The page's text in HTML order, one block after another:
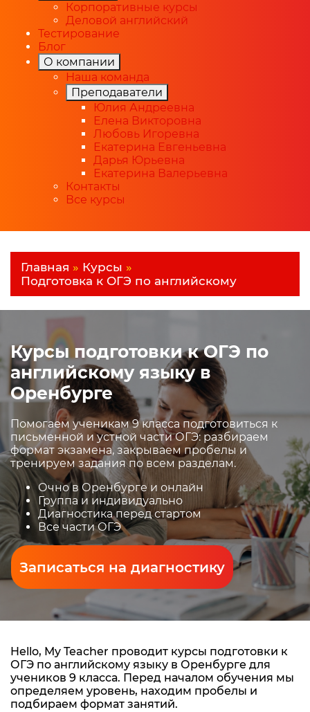
Корпоративные курсы
Деловой английский
Тестирование
Блог
О компании
Наша команда
Преподаватели
Юлия Андреевна
Елена Викторовна
Любовь Игоревна
Екатерина Евгеньевна
Дарья Юрьевна
Екатерина Валерьевна
Контакты
Все курсы
Главная » Курсы »
Подготовка к ОГЭ по английскому
Курсы подготовки к ОГЭ по
английскому языку в
Оренбурге
Помогаем ученикам 9 класса подготовиться к
письменной и устной части ОГЭ: разбираем
формат экзамена, закрываем пробелы и
тренируем задания по всем разделам.
Очно в Оренбурге и онлайн
Группа и индивидуально
Диагностика перед стартом
Все части ОГЭ
Записаться на диагностику
Hello, My Teacher проводит курсы подготовки к
ОГЭ по английскому языку в Оренбурге для
учеников 9 класса. Перед началом обучения мы
определяем уровень, находим пробелы и
подбираем формат занятий.